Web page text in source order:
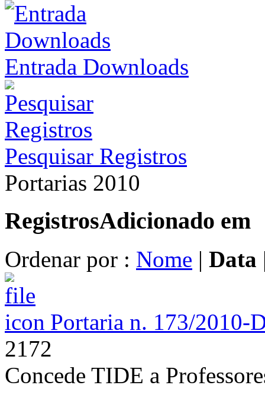
Entrada Downloads
Pesquisar Registros
Portarias 2010
RegistrosAdicionado em
Ordenar por : Nome | Data
Portaria n. 173/2010-
2172
Concede TIDE a